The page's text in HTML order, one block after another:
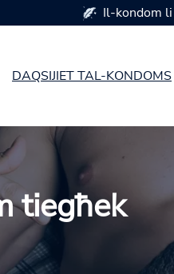
DAQSIJIET TAL-KONDOMS
Disponibbli f'7
tiegħek